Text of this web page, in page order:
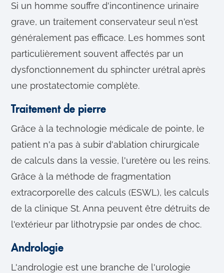
Si un homme souffre d'incontinence urinaire
grave, un traitement conservateur seul n'est
généralement pas efficace. Les hommes sont
particulièrement souvent affectés par un
dysfonctionnement du sphincter urétral après
une prostatectomie complète.
Traitement de pierre
Grâce à la technologie médicale de pointe, le
patient n'a pas à subir d'ablation chirurgicale
de calculs dans la vessie, l'uretère ou les reins.
Grâce à la méthode de fragmentation
extracorporelle des calculs (ESWL), les calculs
de la clinique St. Anna peuvent être détruits de
l'extérieur par lithotrypsie par ondes de choc.
Andrologie
L'andrologie est une branche de l'urologie